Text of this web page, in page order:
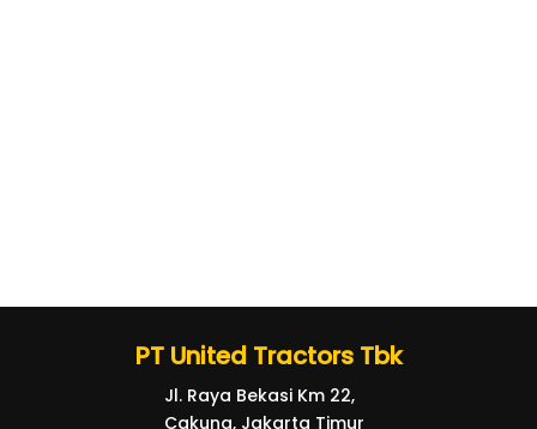
PT United Tractors Tbk
Jl. Raya Bekasi Km 22,
Cakung, Jakarta Timur